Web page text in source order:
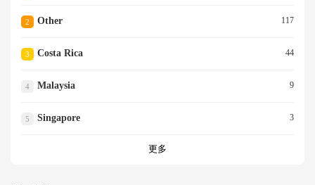
2 Other 117
3 Costa Rica 44
4 Malaysia 9
5 Singapore 3
更多